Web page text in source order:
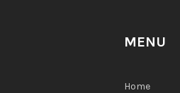
MENU
Home